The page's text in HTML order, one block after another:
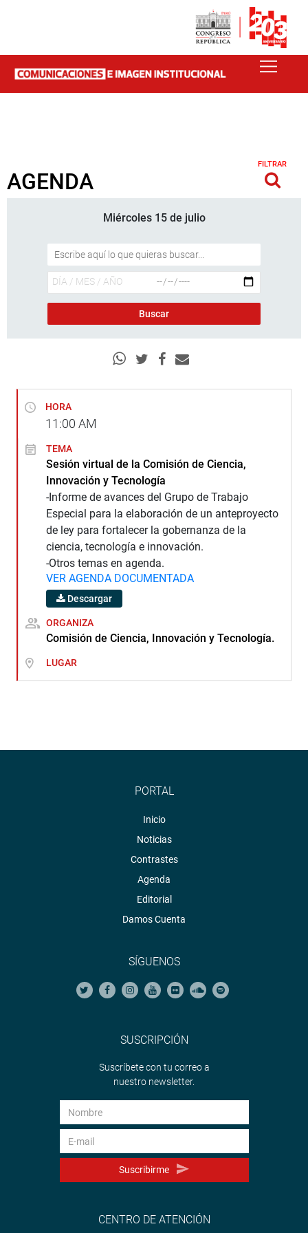
AGENDA
FILTRAR
Miércoles 15 de julio
HORA
11:00 AM
TEMA
Sesión virtual de la Comisión de Ciencia,
Innovación y Tecnología
-Informe de avances del Grupo de Trabajo
Especial para la elaboración de un anteproyecto
de ley para fortalecer la gobernanza de la
ciencia, tecnología e innovación.
-Otros temas en agenda.
VER AGENDA DOCUMENTADA
Descargar
ORGANIZA
Comisión de Ciencia, Innovación y Tecnología.
LUGAR
PORTAL
Inicio
Noticias
Contrastes
Agenda
Editorial
Damos Cuenta
SÍGUENOS
SUSCRIPCIÓN
Suscríbete con tu correo a
nuestro newsletter.
Suscribirme
CENTRO DE ATENCIÓN